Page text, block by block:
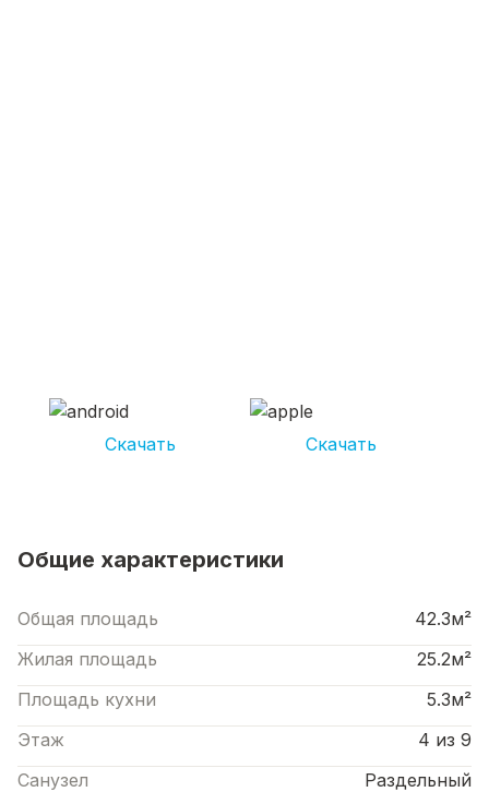
Скачать Скачать
Общие характеристики
Общая площадь
42.3м²
Жилая площадь
25.2м²
Площадь кухни
5.3м²
Этаж
4 из 9
Санузел
Раздельный